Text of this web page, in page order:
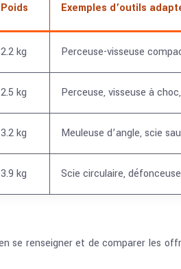
Poids Exemples d’outils
2.2 kg Perceuse-visseuse
2.5 kg Perceuse, visseuse à
3.2 kg Meuleuse d’angle, scie
3.9 kg Scie circulaire, défonceuse
se renseigner et de comparer les